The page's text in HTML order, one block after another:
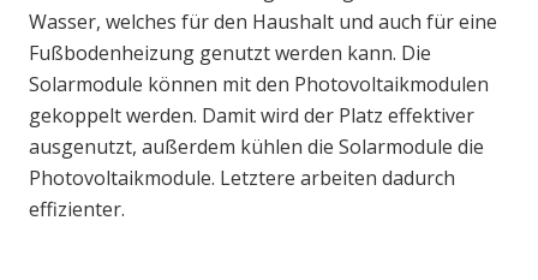
Wasser, welches für den Haushalt und auch für eine
Fußbodenheizung genutzt werden kann. Die
Solarmodule können mit den Photovoltaikmodulen
gekoppelt werden. Damit wird der Platz effektiver
ausgenutzt, außerdem kühlen die Solarmodule die
Photovoltaikmodule. Letztere arbeiten dadurch
effizienter.